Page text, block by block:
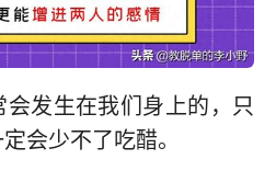
发生在我们身上的，只
会少不了吃醋。